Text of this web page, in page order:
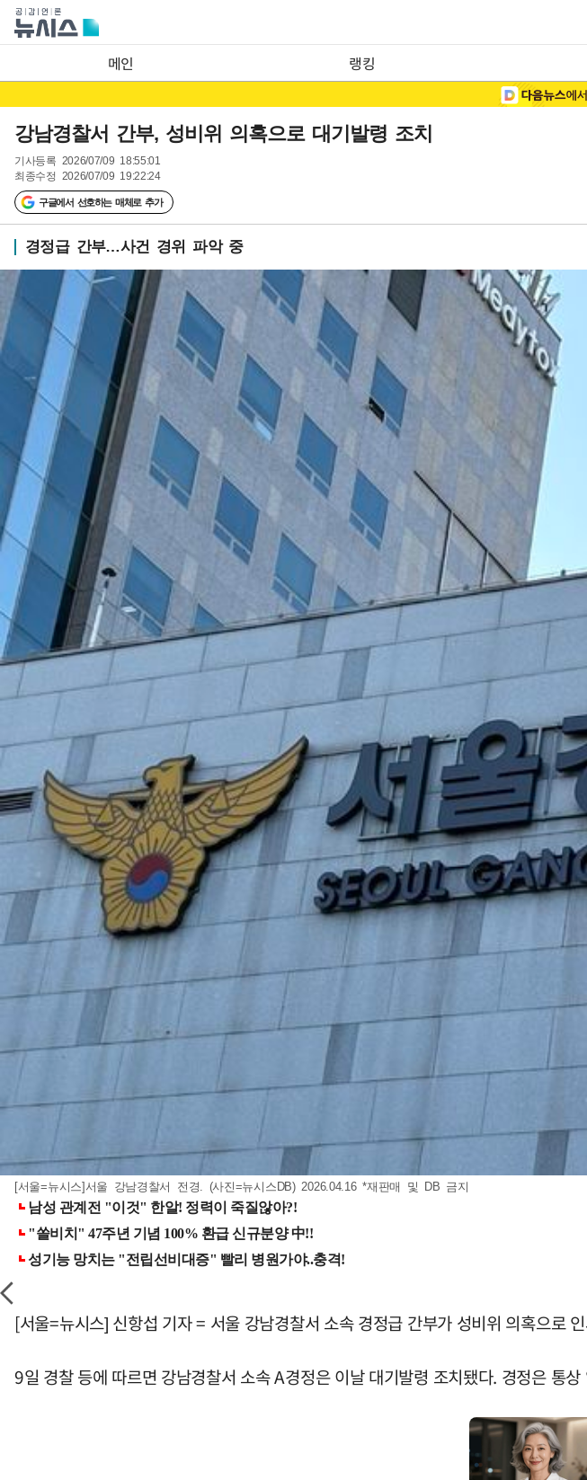
메인 랭킹
강남경찰서 간부, 성비위 의혹으로 대기발령 조치
기사등록 2026/07/09 18:55:01
최종수정 2026/07/09 19:22:24
구글에서 선호하는 매체로 추가
경정급 간부…사건 경위 파악 중
[서울=뉴시스]서울 강남경찰서 전경. (사진=뉴시스DB) 2026.04.16 *재판매 및 DB 금지
[서울=뉴시스] 신항섭 기자 = 서울 강남경찰서 소속 경정급 간부가 성비위 의혹으로
9일 경찰 등에 따르면 강남경찰서 소속 A경정은 이날 대기발령 조치됐다. 경정은 통